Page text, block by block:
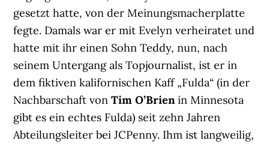
gesetzt hatte, von der Meinungsmacherplatte
fegte. Damals war er mit Evelyn verheiratet und
hatte mit ihr einen Sohn Teddy, nun, nach
seinem Untergang als Topjournalist, ist er in
dem fiktiven kalifornischen Kaff „Fulda“ (in der
Nachbarschaft vonTim O’Brienin Minnesota
gibt es ein echtes Fulda) seit zehn Jahren
Abteilungsleiter bei JCPenny. Ihm ist langweilig,